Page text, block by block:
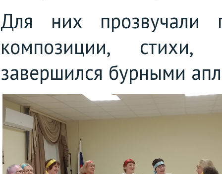
Для них прозвучали
композиции, стихи,
завершился бурными